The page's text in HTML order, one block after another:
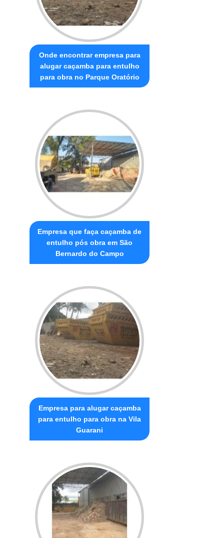
Onde encontrar empresa para
alugar caçamba para entulho
para obra no Parque Oratório
Empresa que faça caçamba de
entulho pós obra em São
Bernardo do Campo
Empresa para alugar caçamba
para entulho para obra na Vila
Guarani